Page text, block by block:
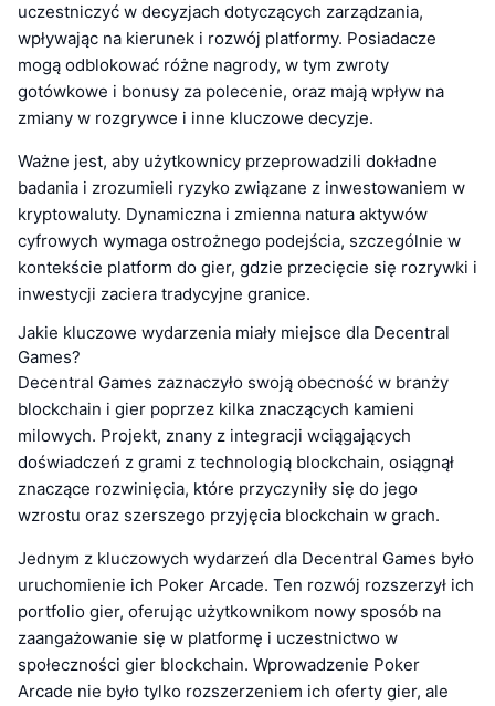
uczestniczyć w decyzjach dotyczących zarządzania,
wpływając na kierunek i rozwój platformy. Posiadacze
mogą odblokować różne nagrody, w tym zwroty
gotówkowe i bonusy za polecenie, oraz mają wpływ na
zmiany w rozgrywce i inne kluczowe decyzje.
Ważne jest, aby użytkownicy przeprowadzili dokładne
badania i zrozumieli ryzyko związane z inwestowaniem w
kryptowaluty. Dynamiczna i zmienna natura aktywów
cyfrowych wymaga ostrożnego podejścia, szczególnie w
kontekście platform do gier, gdzie przecięcie się rozrywki i
inwestycji zaciera tradycyjne granice.
Jakie kluczowe wydarzenia miały miejsce dla Decentral
Games?
Decentral Games zaznaczyło swoją obecność w branży
blockchain i gier poprzez kilka znaczących kamieni
milowych. Projekt, znany z integracji wciągających
doświadczeń z grami z technologią blockchain, osiągnął
znaczące rozwinięcia, które przyczyniły się do jego
wzrostu oraz szerszego przyjęcia blockchain w grach.
Jednym z kluczowych wydarzeń dla Decentral Games było
uruchomienie ich Poker Arcade. Ten rozwój rozszerzył ich
portfolio gier, oferując użytkownikom nowy sposób na
zaangażowanie się w platformę i uczestnictwo w
społeczności gier blockchain. Wprowadzenie Poker
Arcade nie było tylko rozszerzeniem ich oferty gier, ale